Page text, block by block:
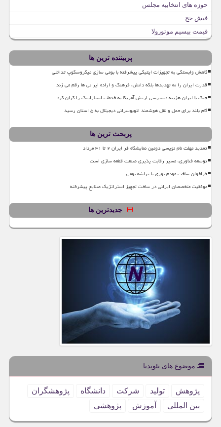
حوزه های انتخابیه مجلس
فیش حج
قیمت بیسیم موتورولا
پربیننده ترین ها
کاهش وابستگی به تجهیزات اپتیکی پیشرفته با بومی سازی میکروسکوپ تداخلی
قدرت ایران را نه تهدیدها بلکه دانش، فرهنگ و اراده ایرانی ها رقم می زند
جنگ با ایران هزینه دسترسی ارتش آمریکا به خدمات استارلینک را گران کرد
گام بلند برای حمل و نقل هوشمند اتوبوسرانی دیجیتال به ۵ استان رسید
پربحث ترین ها
تمدید مهلت نام نویسی دومین نمایشگاه فر ایران ۲ تا ۳۱ مرداد
توسعه فناوری، مسیر رقابت پذیری صنعت قطعه سازی است
فراخوان ساخت مودم نوری با تراشه بومی
موفقیت متخصصان ایرانی در ساخت تجهیز استراتژیک صنایع پیشرفته
جدیدترین ها
موضوع های نئوپدیا
پژوهش تولید شركت دانشگاه
پژوهشگران
بین المللی
آموزش پژوهشی